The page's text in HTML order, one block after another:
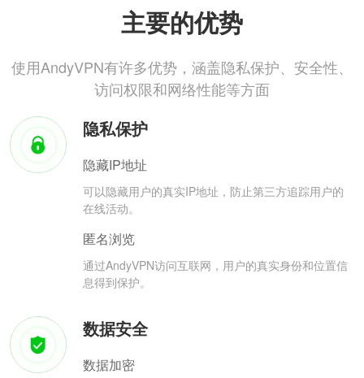
主要的优势
使用AndyVPN有许多优势，涵盖隐私保护、安全性、
访问权限和网络性能等方面
隐私保护
隐藏IP地址
可以隐藏用户的真实IP地址，防止第三方追踪用户的
在线活动。
匿名浏览
通过AndyVPN访问互联网，用户的真实身份和位置信
息得到保护。
数据安全
数据加密